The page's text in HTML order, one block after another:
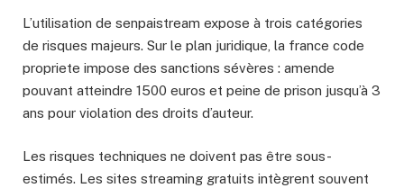
L’utilisation de senpaistream expose à trois catégories
de risques majeurs. Sur le plan juridique, la france code
propriete impose des sanctions sévères : amende
pouvant atteindre 1500 euros et peine de prison jusqu’à 3
ans pour violation des droits d’auteur.
Les risques techniques ne doivent pas être sous-
estimés. Les sites streaming gratuits intègrent souvent